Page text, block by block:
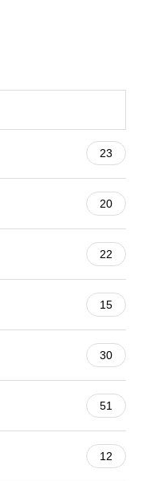
23
20
22
15
30
51
12